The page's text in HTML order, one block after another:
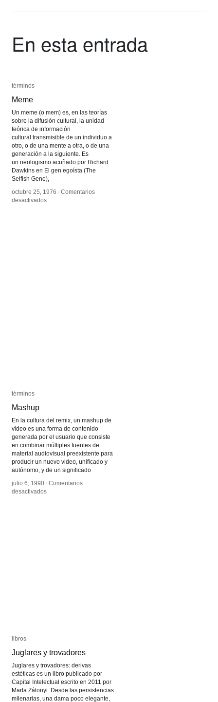
En esta entrada
términos
Meme
Un meme (o mem) es, en las teorías
sobre la difusión cultural, la unidad
teórica de información
cultural transmisible de un individuo a
otro, o de una mente a otra, o de una
generación a la siguiente. Es
un neologismo acuñado por Richard
Dawkins en El gen egoísta (The
Selfish Gene),
octubre 25, 1976 / Comentarios
desactivadosen
términos
Meme
octubre 25, 1976 / Comentarios
desactivadosen
términos
Mashup
En la cultura del remix, un mashup de
video es una forma de contenido
generada por el usuario que consiste
en combinar múltiples fuentes de
material audiovisual preexistente para
producir un nuevo video, unificado y
autónomo, y de un significado
julio 6, 1990 / Comentarios
desactivadosen
términos
Mashup
julio 6, 1990 / Comentarios
desactivadosen
libros
Juglares y trovadores
Juglares y trovadores: derivas
estéticas es un libro publicado por
Capital Intelectual escrito en 2011 por
Marta Zátonyi. Desde las persistencias
milenarias, una dama poco elegante,
libros
Juglares y trovadores